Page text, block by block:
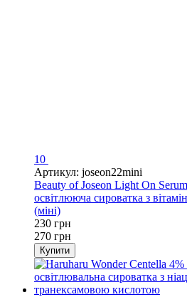
10
Артикул: joseon22mini
Beauty of Joseon Light On
освітлююча сироватка з
(міні)
230 грн
270 грн
Купити